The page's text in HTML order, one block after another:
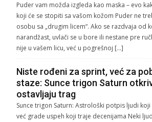
Puder vam možda izgleda kao maska – evo
koji će se stopiti sa vašom kožom Puder ne
osobu sa „drugim licem“. Ako se razdvaja od
narandžast, uvlači se u bore ili nestane pre
nije u vašem licu, već u pogrešnoj […]
Niste rođeni za sprint, već za
staze: Sunce trigon Saturn
ostavljaju trag
Sunce trigon Saturn: Astrološki potpis ljudi
već grade uspeh koji traje decenijama Neki